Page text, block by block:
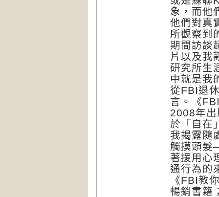
象，而他
他們對真
所觀察到
期間訪談
片以及我
研究所生
中就是我
從FBI退
言。《
2008年
於「自在
我揭露隨
觸摸頭髮
著援用心
通行為的
《FBI教
暢銷書籍